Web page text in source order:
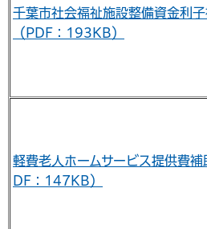
千葉市社会福祉施設整備資金利
（PDF：193KB）
軽費老人ホームサービス提供費
DF：147KB）